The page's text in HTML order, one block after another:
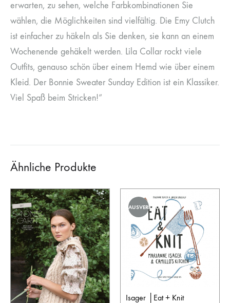
erwarten, zu sehen, welche Farbkombinationen Sie
wählen, die Möglichkeiten sind vielfältig. Die Emy Clutch
ist einfacher zu häkeln als Sie denken, sie kann an einem
Wochenende gehäkelt werden. Lila Collar rockt viele
Outfits, genauso schön über einem Hemd wie über einem
Kleid. Der Bonnie Sweater Sunday Edition ist ein Klassiker.
Viel Spaß beim Stricken!”
Ähnliche Produkte
AUSVERKAUFT
Isager │Eat + Knit